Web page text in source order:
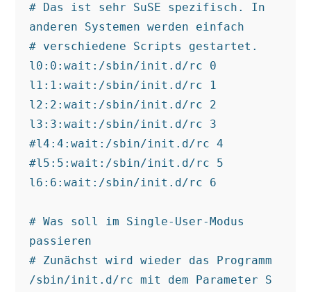
# Das ist sehr SuSE spezifisch. In
anderen Systemen werden einfach
# verschiedene Scripts gestartet.
l0:0:wait:/sbin/init.d/rc 0
l1:1:wait:/sbin/init.d/rc 1
l2:2:wait:/sbin/init.d/rc 2
l3:3:wait:/sbin/init.d/rc 3
#l4:4:wait:/sbin/init.d/rc 4
#l5:5:wait:/sbin/init.d/rc 5
l6:6:wait:/sbin/init.d/rc 6
# Was soll im Single-User-Modus
passieren
# Zunächst wird wieder das Programm
/sbin/init.d/rc mit dem Parameter S